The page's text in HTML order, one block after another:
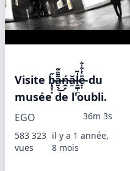
Visite b̵̨̥̞͓̋a̶̮̖͂̄͌̃͜ń̴̯̝ă̴͈l̵̯͇̜̪̍̃e̵̟͎͌̓͋͋ du
musée de l'oubli.
EGO
36m 3s
583 323
vues
il y a 1 année,
8 mois